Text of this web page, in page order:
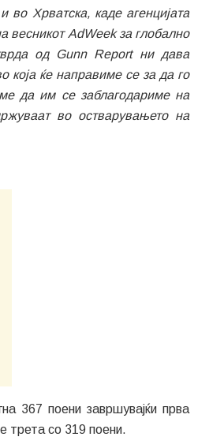
во Хрватска, каде агенцијата
весникот AdWeek за глобално
од Gunn Report ни дава
која ќе направиме се за да го
да им се заблагодариме на
во остварувањето на
367 поени завршувајќи прва
трета со 319 поени.